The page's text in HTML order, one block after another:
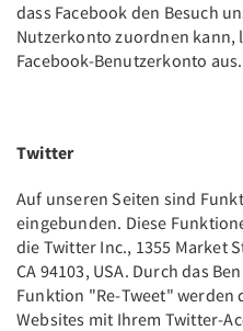
dass Facebook den Besuch
Nutzerkonto zuordnen kann,
Facebook-Benutzerkonto aus.
Twitter
Auf unseren Seiten sind
eingebunden. Diese
die Twitter Inc., 1355 Market
CA 94103, USA. Durch das
Funktion "Re-Tweet" werden
Websites mit Ihrem Twitter-